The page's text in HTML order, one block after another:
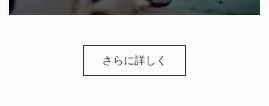
さらに詳しく